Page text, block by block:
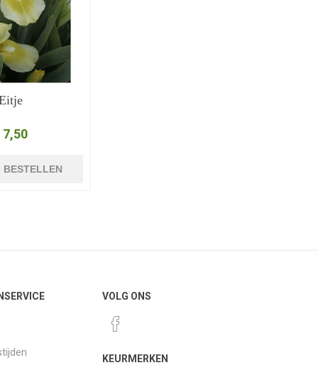
7,50
BESTELLEN
VOLG ONS
KEURMERKEN